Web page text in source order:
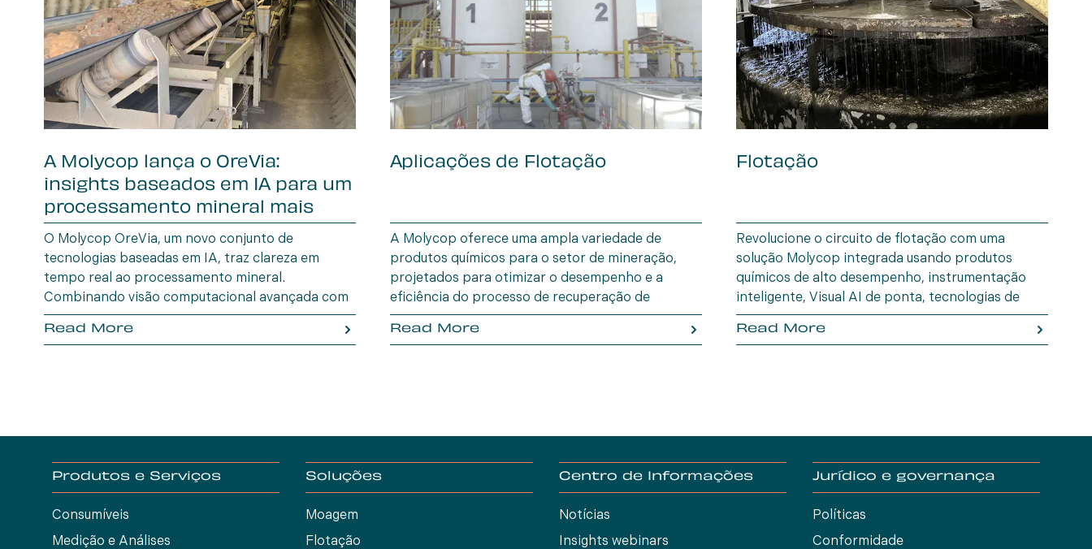
A Molycop lança o OreVia:
insights baseados em IA para um
processamento mineral mais
inteligente
O Molycop OreVia, um novo conjunto de
tecnologias baseadas em IA, traz clareza em
tempo real ao processamento mineral.
Combinando visão computacional avançada com
aprendizado de máquina, o OreVia promove
eficiência, consistência e lucratividade em todas
Read More
Aplicações de Flotação
A Molycop oferece uma ampla variedade de
produtos químicos para o setor de mineração,
projetados para otimizar o desempenho e a
eficiência do processo de recuperação de
minerais.
Read More
Flotação
Revolucione o circuito de flotação com uma
solução Molycop integrada usando produtos
químicos de alto desempenho, instrumentação
inteligente, Visual AI de ponta, tecnologias de
Controle de Processos Inteligente e experiência
orientada por dados.
Read More
Produtos e Serviços
Consumíveis
Medição e Análises
Soluções
Moagem
Flotação
Centro de Informações
Notícias
Insights webinars
Jurídico e governança
Políticas
Conformidade